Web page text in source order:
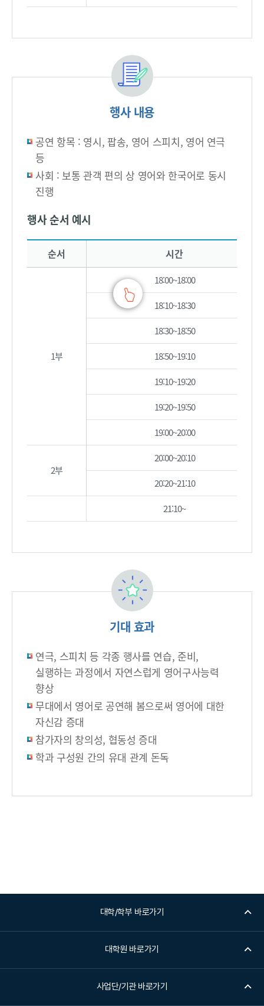
행사 내용
공연 항목 : 영시, 팝송, 영어 스피치, 영어 연극
등
사회 : 보통 관객 편의 상 영어와 한국어로 동시
진행
행사 순서 예시
학술제 행사 순서 예시를 안내하는 표로 순서와 시간 참가자 행사 내용과 비고로 구성됩니다
순서 시간
1부
18:00~18:00
18:10~18:30
18:30~18:50
18:50~19:10
19:10~19:20
19:20~19:50
19:00~20:00
2부
20:00~20:10
20:20~21:10
21:10~
기대 효과
연극, 스피치 등 각종 행사를 연습, 준비,
실행하는 과정에서 자연스럽게 영어구사능력
향상
무대에서 영어로 공연해 봄으로써 영어에 대한
자신감 증대
참가자의 창의성, 협동성 증대
학과 구성원 간의 유대 관계 돈독
대학/학부 바로가기
대학원 바로가기
사업단/기관 바로가기